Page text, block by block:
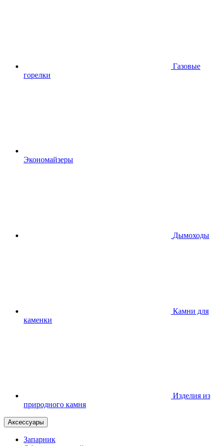
Газовые
горелки
Экономайзеры
Дымоходы
Камни для
каменки
Изделия из
природного камня
Аксессуары
Запарник